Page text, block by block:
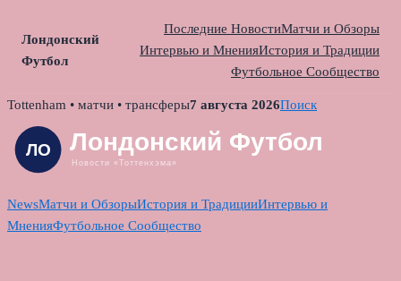
Лондонский
Футбол
Последние НовостиМатчи и Обзоры
Интервью и МненияИстория и Традиции
Футбольное Сообщество
Skip
content
Tottenham • матчи • трансферы7 августа 2026Поиск
NewsМатчи и ОбзорыИстория и ТрадицииИнтервью и
МненияФутбольное Сообщество